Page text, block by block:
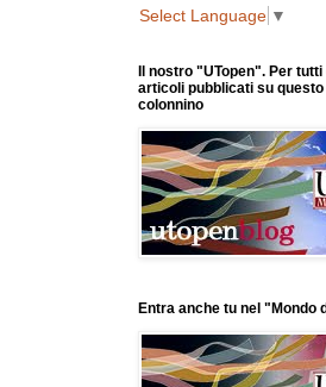
Select Language ▼
Il nostro "UTopen". Per tutti
articoli pubblicati su questo
colonnino
Entra anche tu nel "Mondo